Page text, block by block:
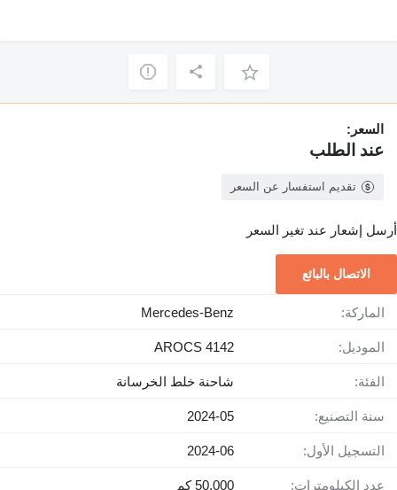
السعر:
عند الطلب
تقديم استفسار عن السعر
أرسل إشعار عند تغير السعر
الاتصال بالبائع
الماركة: Mercedes-Benz
الموديل: AROCS 4142
الفئة: شاحنة خلط الخرسانة
سنة التصنيع: 2024-05
التسجيل الأول: 2024-06
عدد الكيلومترات: 50.000 كم